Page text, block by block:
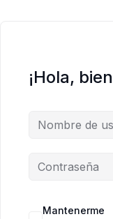
¡Hola,
Mantenerme